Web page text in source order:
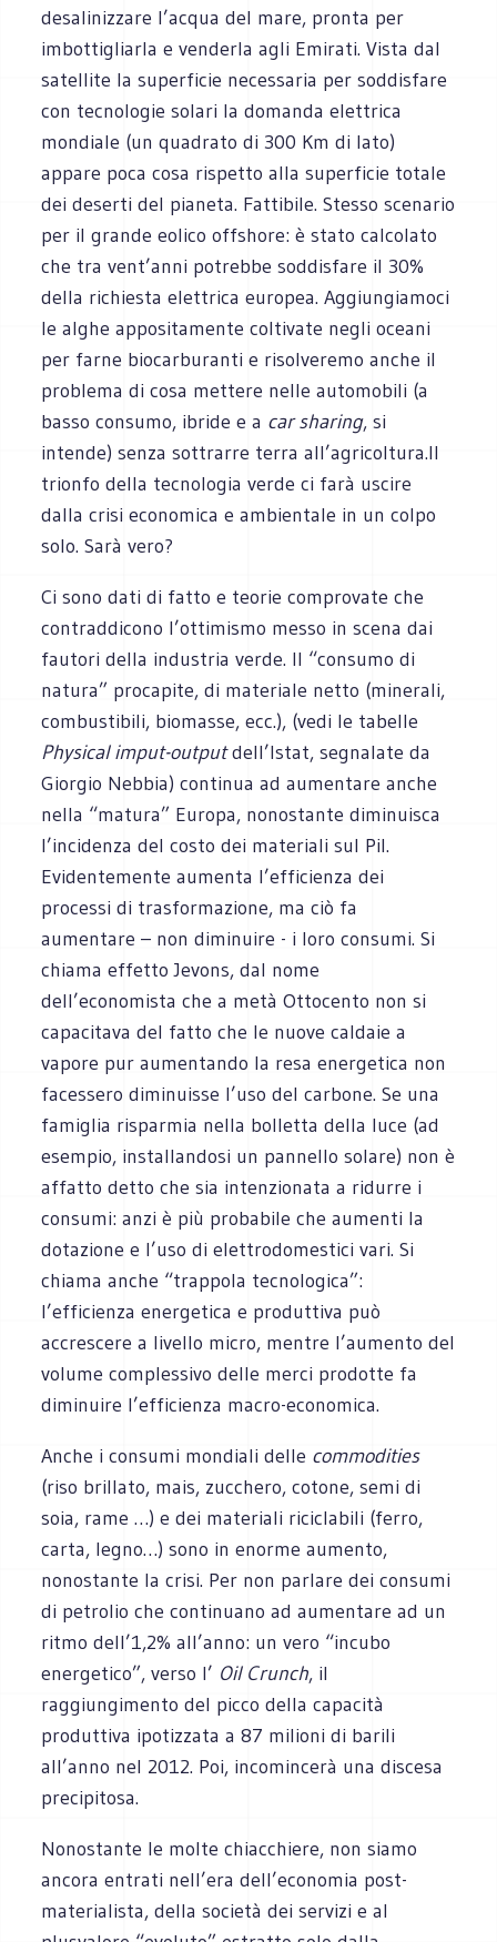
desalinizzare l’acqua del mare, pronta per
imbottigliarla e venderla agli Emirati. Vista dal
satellite la superficie necessaria per soddisfare
con tecnologie solari la domanda elettrica
mondiale (un quadrato di 300 Km di lato)
appare poca cosa rispetto alla superficie totale
dei deserti del pianeta. Fattibile. Stesso scenario
per il grande eolico offshore: è stato calcolato
che tra vent’anni potrebbe soddisfare il 30%
della richiesta elettrica europea. Aggiungiamoci
le alghe appositamente coltivate negli oceani
per farne biocarburanti e risolveremo anche il
problema di cosa mettere nelle automobili (a
basso consumo, ibride e a car sharing, si
intende) senza sottrarre terra all’agricoltura.Il
trionfo della tecnologia verde ci farà uscire
dalla crisi economica e ambientale in un colpo
solo. Sarà vero?
Ci sono dati di fatto e teorie comprovate che
contraddicono l’ottimismo messo in scena dai
fautori della industria verde. Il “consumo di
natura” procapite, di materiale netto (minerali,
combustibili, biomasse, ecc.), (vedi le tabelle
Physical imput-outputdell’Istat, segnalate da
Giorgio Nebbia) continua ad aumentare anche
nella “matura” Europa, nonostante diminuisca
l’incidenza del costo dei materiali sul Pil.
Evidentemente aumenta l’efficienza dei
processi di trasformazione, ma ciò fa
aumentare – non diminuire - i loro consumi. Si
chiama effetto Jevons, dal nome
dell’economista che a metà Ottocento non si
capacitava del fatto che le nuove caldaie a
vapore pur aumentando la resa energetica non
facessero diminuisse l’uso del carbone. Se una
famiglia risparmia nella bolletta della luce (ad
esempio, installandosi un pannello solare) non è
affatto detto che sia intenzionata a ridurre i
consumi: anzi è più probabile che aumenti la
dotazione e l’uso di elettrodomestici vari. Si
chiama anche “trappola tecnologica”:
l’efficienza energetica e produttiva può
accrescere a livello micro, mentre l’aumento del
volume complessivo delle merci prodotte fa
diminuire l’efficienza macro-economica.
Anche i consumi mondiali delle commodities
(riso brillato, mais, zucchero, cotone, semi di
soia, rame …) e dei materiali riciclabili (ferro,
carta, legno…) sono in enorme aumento,
nonostante la crisi. Per non parlare dei consumi
di petrolio che continuano ad aumentare ad un
ritmo dell’1,2% all’anno: un vero “incubo
energetico”, verso l’ Oil Crunch, il
raggiungimento del picco della capacità
produttiva ipotizzata a 87 milioni di barili
all’anno nel 2012. Poi, incomincerà una discesa
precipitosa.
Nonostante le molte chiacchiere, non siamo
ancora entrati nell’era dell’economia post-
materialista, della società dei servizi e al